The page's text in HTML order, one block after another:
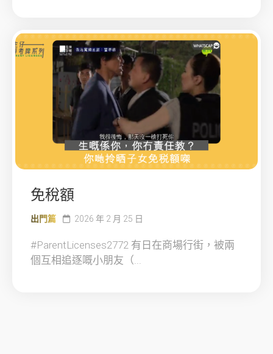
免稅額
出門篇 2026 年 2 月 25 日
#ParentLicenses2772 有日在商場行街，被兩
個互相追逐嘅小朋友（...